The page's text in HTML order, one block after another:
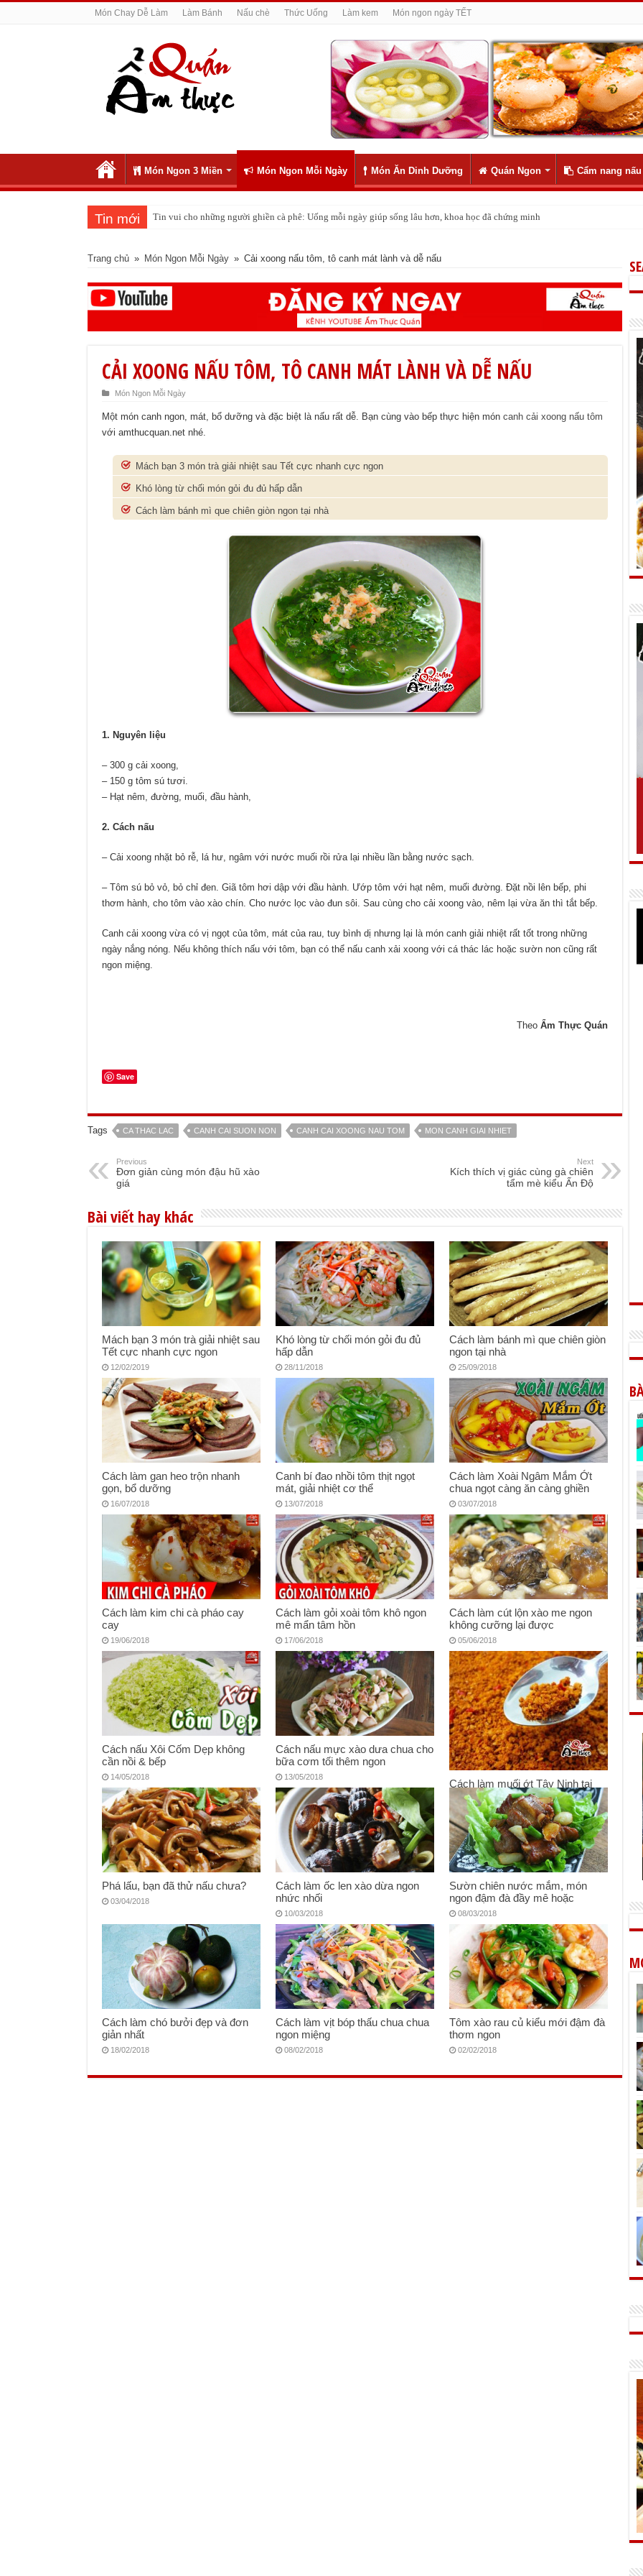
Món Chay Dễ Làm Làm Bánh Nấu chè Thức Uống Làm kem Món ngon ngày TẾT
Món Ngon 3 Miền Món Ngon Mỗi Ngày Món Ăn Dinh Dưỡng Quán Ngon Cẩm nang
Tin mới Tin vui cho những người ghiền cà phê: Uống mỗi ngày giúp sống lâu hơn, khoa học đã chứng minh
‘Phố cá lóc nướng’ Sài Gòn đông nghịt người ngày vía Thần tài
Trang chủ » Món Ngon Mỗi Ngày » Cải xoong nấu tôm, tô canh mát lành và dễ nấu
CẢI XOONG NẤU TÔM, TÔ CANH MÁT LÀNH VÀ DỄ NẤU
Món Ngon Mỗi Ngày
Một món canh ngon, mát, bổ dưỡng và đặc biệt là nấu rất dễ. Bạn cùng vào bếp thực hiện món canh cải xoong nấu tôm
với amthucquan.net nhé.
Mách bạn 3 món trà giải nhiệt sau Tết cực nhanh cực ngon
Khó lòng từ chối món gỏi đu đủ hấp dẫn
Cách làm bánh mì que chiên giòn ngon tại nhà
1. Nguyên liệu
– 300 g cải xoong,
– 150 g tôm sú tươi.
– Hạt nêm, đường, muối, đầu hành,
2. Cách nấu
– Cải xoong nhặt bỏ rễ, lá hư, ngâm với nước muối rồi rửa lại nhiều lần bằng nước sạch.
– Tôm sú bỏ vỏ, bỏ chỉ đen. Giã tôm hơi dập với đầu hành. Ướp tôm với hạt nêm, muối đường. Đặt nồi lên bếp, phi
thơm hành, cho tôm vào xào chín. Cho nước lọc vào đun sôi. Sau cùng cho cải xoong vào, nêm lại vừa ăn thì tắt bếp.
Canh cải xoong vừa có vị ngọt của tôm, mát của rau, tuy bình dị nhưng lại là món canh giải nhiệt rất tốt trong những
ngày nắng nóng. Nếu không thích nấu với tôm, bạn có thể nấu canh xải xoong với cá thác lác hoặc sườn non cũng rất
ngon miệng.
Theo Ẩm Thực Quán
Save
Tags CA THAC LAC CANH CAI SUON NON CANH CAI XOONG NAU TOM MON CANH GIAI NHIET
Previous
Đơn giản cùng món đậu hũ xào
giá
Next
Kích thích vị giác cùng gà chiên
tẩm mè kiểu Ấn Độ
Bài viết hay khác
Mách bạn 3 món trà giải nhiệt sau
Tết cực nhanh cực ngon
12/02/2019
Khó lòng từ chối món gỏi đu đủ
hấp dẫn
28/11/2018
Cách làm bánh mì que chiên giòn
ngon tại nhà
25/09/2018
Cách làm gan heo trộn nhanh
gọn, bổ dưỡng
16/07/2018
Canh bí đao nhồi tôm thịt ngọt
mát, giải nhiệt cơ thể
13/07/2018
Cách làm Xoài Ngâm Mắm Ớt
chua ngọt càng ăn càng ghiền
03/07/2018
Cách làm kim chi cà pháo cay
cay
19/06/2018
Cách làm gỏi xoài tôm khô ngon
mê mẩn tâm hồn
17/06/2018
Cách làm cút lộn xào me ngon
không cưỡng lại được
05/06/2018
Cách nấu Xôi Cốm Dẹp không
cần nồi & bếp
14/05/2018
Cách nấu mực xào dưa chua cho
bữa cơm tối thêm ngon
13/05/2018
Cách làm muối ớt Tây Ninh tại
nhà
27/04/2018
Phá lấu, bạn đã thử nấu chưa?
03/04/2018
Cách làm ốc len xào dừa ngon
nhức nhối
10/03/2018
Sườn chiên nước mắm, món
ngon đậm đà đầy mê hoặc
08/03/2018
Cách làm chó bưởi đẹp và đơn
giản nhất
18/02/2018
Cách làm vịt bóp thấu chua chua
ngon miệng
08/02/2018
Tôm xào rau củ kiểu mới đậm đà
thơm ngon
02/02/2018